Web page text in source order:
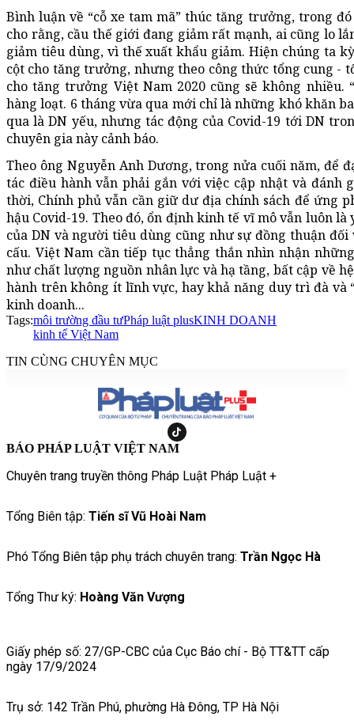
Bình luận về “cỗ xe tam mã” thúc tăng trưởng, trong
cho rằng, cầu thế giới đang giảm rất mạnh, ai cũng lo
giảm tiêu dùng, vì thế xuất khẩu giảm. Hiện chúng ta
cột cho tăng trưởng, nhưng theo công thức tổng cung -
cho tăng trưởng Việt Nam 2020 cũng sẽ không nhiều.
hàng loạt. 6 tháng vừa qua mới chỉ là những khó khăn
qua là DN yếu, nhưng tác động của Covid-19 tới DN
chuyên gia này cảnh báo.
Theo ông Nguyễn Anh Dương, trong nửa cuối năm, để
tác điều hành vẫn phải gắn với việc cập nhật và đánh
thời, Chính phủ vẫn cần giữ dư địa chính sách để ứng
hậu Covid-19. Theo đó, ổn định kinh tế vĩ mô vẫn luôn
của DN và người tiêu dùng cũng như sự đồng thuận
cấu. Việt Nam cần tiếp tục thẳng thắn nhìn nhận
như chất lượng nguồn nhân lực và hạ tầng, bất cập về
hành trên không ít lĩnh vực, hay khả năng duy trì đà
kinh doanh...
Tags:môi trường đầu tưPháp luật plusKINH DOANH
kinh tế Việt Nam
TIN CÙNG CHUYÊN MỤC
BÁO PHÁP LUẬT VIỆT NAM
Chuyên trang truyền thông Pháp Luật Pháp Luật +
Tổng Biên tập: Tiến sĩ Vũ Hoài Nam
Phó Tổng Biên tập phụ trách chuyên trang: Trần Ngọc Hà
Tổng Thư ký: Hoàng Văn Vượng
Giấy phép số: 27/GP-CBC của Cục Báo chí - Bộ TT&TT cấp
ngày 17/9/2024
Trụ sở: 142 Trần Phú, phường Hà Đông, TP Hà Nội